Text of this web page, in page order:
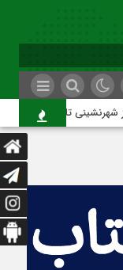
تا شهروندی